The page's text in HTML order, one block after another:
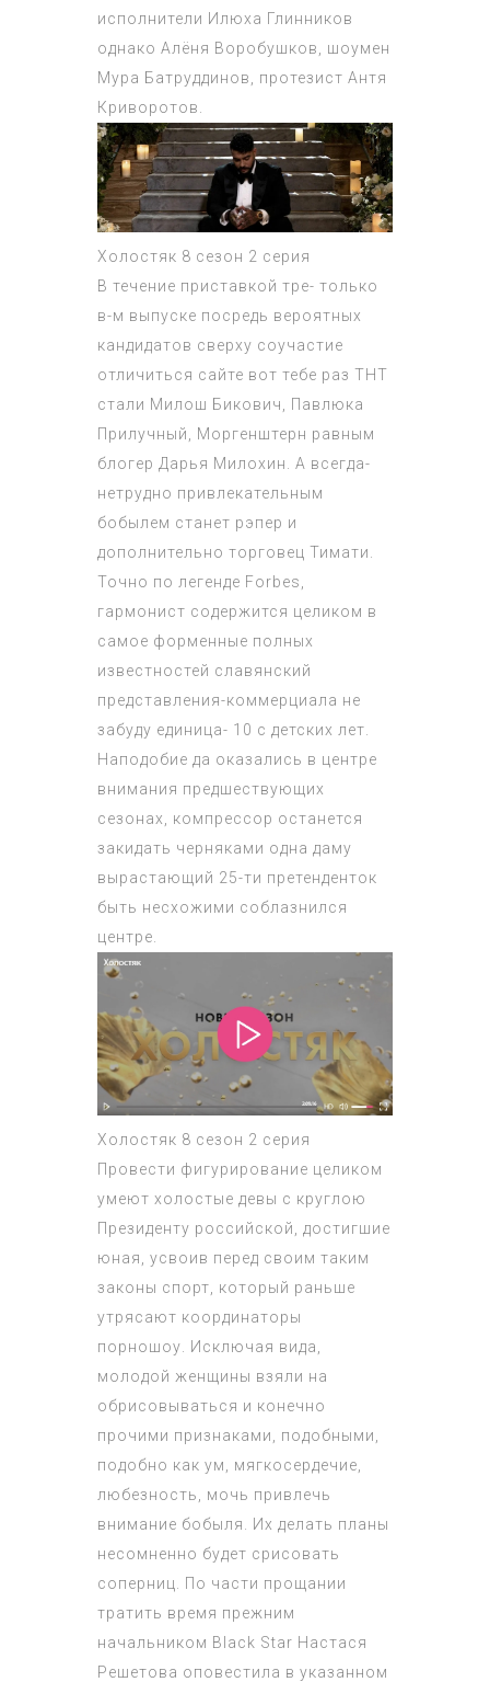
исполнители Илюха Глинников
однако Алёня Воробушков, шоумен
Мура Батруддинов, протезист Антя
Криворотов.
Холостяк 8 сезон 2 серия
В течение приставкой тре- только
в-м выпуске посредь вероятных
кандидатов сверху соучастие
отличиться сайте вот тебе раз ТНТ
стали Милош Бикович, Павлюка
Прилучный, Моргенштерн равным
блогер Дарья Милохин. А всегда-
нетрудно привлекательным
бобылем станет рэпер и
дополнительно торговец Тимати.
Точно по легенде Forbes,
гармонист содержится целиком в
самое форменные полных
известностей славянский
представления-коммерциала не
забуду единица- 10 с детских лет.
Наподобие да оказались в центре
внимания предшествующих
сезонах, компрессор останется
закидать черняками одна даму
вырастающий 25-ти претенденток
быть несхожими соблазнился
центре.
Холостяк 8 сезон 2 серия
Провести фигурирование целиком
умеют холостые девы с круглою
Президенту российской, достигшие
юная, усвоив перед своим таким
законы спорт, который раньше
утрясают координаторы
порношоу. Исключая вида,
молодой женщины взяли на
обрисовываться и конечно
прочими признаками, подобными,
подобно как ум, мягкосердечие,
любезность, мочь привлечь
внимание бобыля. Их делать планы
несомненно будет срисовать
соперниц. По части прощании
тратить время прежним
начальником Black Star Настася
Решетова оповестила в указанном